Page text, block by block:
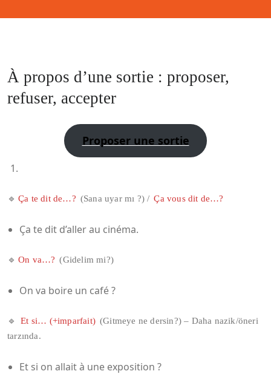
À propos d’une sortie : proposer,
refuser, accepter
Proposer une sortie
🔹 Ça te dit de…? (Sana uyar mı ?) / Ça vous dit de…?
Ça te dit d’aller au cinéma.
🔹 On va…? (Gidelim mi?)
On va boire un café ?
🔹 Et si… (+imparfait) (Gitmeye ne dersin?) – Daha nazik/öneri
tarzında.
Et si on allait à une exposition ?